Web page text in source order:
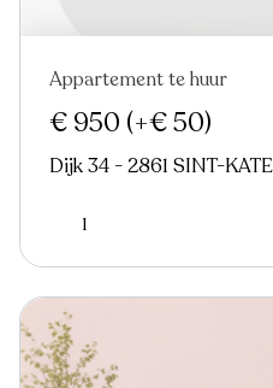
Appartement te huur
€ 950 (+€ 50)
Dijk 34 - 2861 SINT-
1